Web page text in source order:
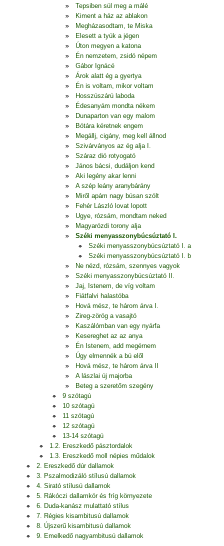
Tepsiben sül meg a málé
Kiment a ház az ablakon
Megházasodtam, te Miska
Elesett a tyúk a jégen
Úton megyen a katona
Én nemzetem, zsidó népem
Gábor Ignácé
Árok alatt ég a gyertya
Én is voltam, mikor voltam
Hosszúszárú laboda
Édesanyám mondta nékem
Dunaparton van egy malom
Bótára kéretnek engem
Megállj, cigány, meg kell állnod
Szivárványos az ég alja I.
Száraz dió rotyogató
János bácsi, dudáljon kend
Aki legény akar lenni
A szép leány aranybárány
Miről apám nagy búsan szólt
Fehér László lovat lopott
Ugye, rózsám, mondtam neked
Magyarózdi torony alja
Széki menyasszonybúcsúztató I.
Széki menyasszonybúcsúztató I. a
Széki menyasszonybúcsúztató I. b
Ne nézd, rózsám, szennyes vagyok
Széki menyasszonybúcsúztató II.
Jaj, Istenem, de víg voltam
Fiátfalvi halastóba
Hová mész, te három árva I.
Zireg-zörög a vasajtó
Kaszálómban van egy nyárfa
Kesereghet az az anya
Én Istenem, add megérnem
Úgy elmennék a bú elől
Hová mész, te három árva II
A lászlai új majorba
Beteg a szeretőm szegény
9 szótagú
10 szótagú
11 szótagú
12 szótagú
13-14 szótagú
1.2. Ereszkedő pásztordalok
1.3. Ereszkedő moll népies műdalok
2. Ereszkedő dúr dallamok
3. Pszalmodizáló stílusú dallamok
4. Sirató stílusú dallamok
5. Rákóczi dallamkör és fríg környezete
6. Duda-kanász mulattató stílus
7. Régies kisambitusú dallamok
8. Újszerű kisambitusú dallamok
9. Emelkedő nagyambitusú dallamok